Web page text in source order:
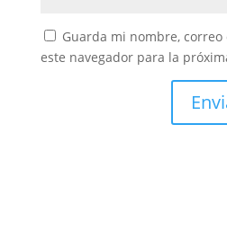
Guarda mi nombre,
este navegador para la